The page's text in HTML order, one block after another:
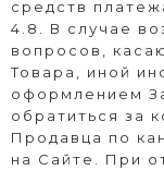
средств
4.8. В случае
вопросов,
Товара, иной
оформлением
обратиться за
Продавца по
на Сайте. При